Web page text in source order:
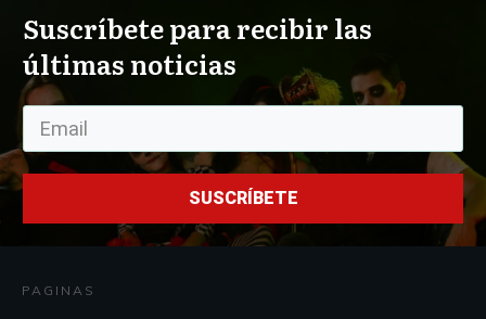
Suscríbete para recibir las
últimas noticias
SUSCRÍBETE
PAGINAS